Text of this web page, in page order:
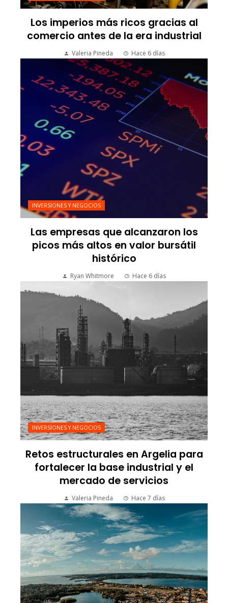
Los imperios más ricos gracias al
comercio antes de la era industrial
Valeria Pineda Hace 6 días
INVERSIONES Y NEGOCIOS
Las empresas que alcanzaron los
picos más altos en valor bursátil
histórico
Ryan Whitmore Hace 6 días
INVERSIONES Y NEGOCIOS
Retos estructurales en Argelia para
fortalecer la base industrial y el
mercado de servicios
Valeria Pineda Hace 7 días